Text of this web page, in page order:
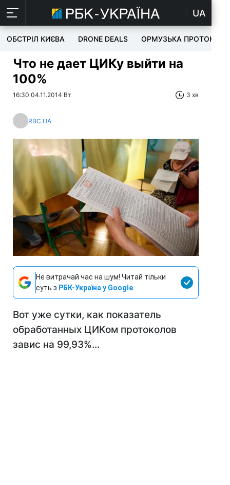
UA
ОБСТРІЛ КИЄВА DRONE DEALS ОРМУЗЬКА ПРОТОКА
Что не дает ЦИКу выйти на
100%
16:30 04.11.2014 Вт 3 хв
RBC.UA
Не витрачай час на шум! Читай тільки
суть з РБК-Україна у Google
Вот уже сутки, как показатель
обработанных ЦИКом протоколов
завис на 99,93%...